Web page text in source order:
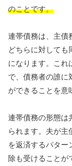
のことです。
連帯債務は、主債
どちらに対しても
になります。これ
で、債務者の誰に
ができることを意
連帯債務の形態は
られます。夫が主
を返済するパター
除も受けることが